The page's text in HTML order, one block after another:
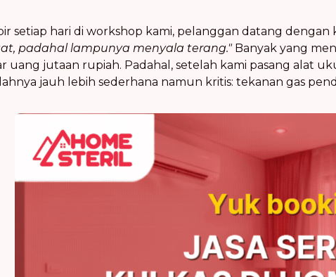
setiap hari di workshop kami, pelanggan datang dengan
padahal lampunya menyala terang."Banyak yang
uang jutaan rupiah. Padahal, setelah kami pasang alat
jauh lebih sederhana namun kritis: tekanan gas